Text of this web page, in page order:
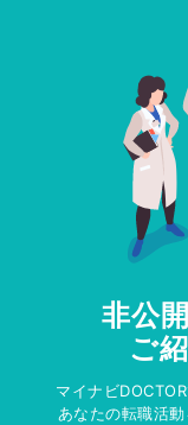
非公
ご
マイナビ
あなたの転職活